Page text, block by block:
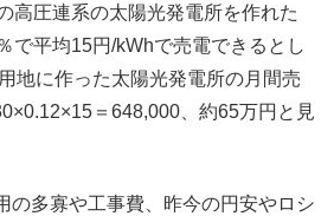
高圧連系の太陽光発電所を作れた
で平均15円/kWhで売電できるとし
地に作った太陽光発電所の月間売
＝648,000、約65万円と見
の多寡や工事費、昨今の円安やロシ